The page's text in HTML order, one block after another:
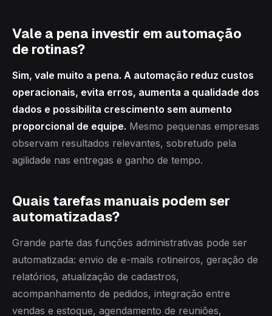
Vale a pena investir em automação
de rotinas?
Sim, vale muito a pena. A automação reduz custos
operacionais, evita erros, aumenta a qualidade dos
dados e possibilita crescimento sem aumento
proporcional de equipe. Mesmo pequenas empresas
observam resultados relevantes, sobretudo pela
agilidade nas entregas e ganho de tempo.
Quais tarefas manuais podem ser
automatizadas?
Grande parte das funções administrativas pode ser
automatizada: envio de e-mails rotineiros, geração de
relatórios, atualização de cadastros,
acompanhamento de pedidos, integração entre
vendas e estoque, agendamento de reuniões,